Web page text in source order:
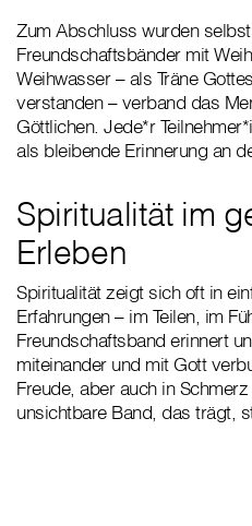
Zum Abschluss wurden
Freundschaftsbänder mit
Weihwasser – als Träne
verstanden – verband das
Göttlichen. Jede*r
als bleibende Erinnerung an
Spiritualität im
Erleben
Spiritualität zeigt sich oft in
Erfahrungen – im Teilen, im
Freundschaftsband erinnert
miteinander und mit Gott
Freude, aber auch in
unsichtbare Band, das trägt,